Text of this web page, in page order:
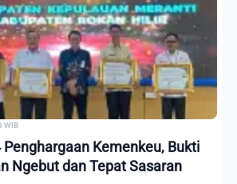
WIB
Kemenkeu, Bukti
Ngebut dan Tepat Sasaran